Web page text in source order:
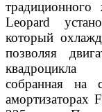
традиционного
Leopard
который
позволяя
квадроцикла
собранная на
амортизаторах